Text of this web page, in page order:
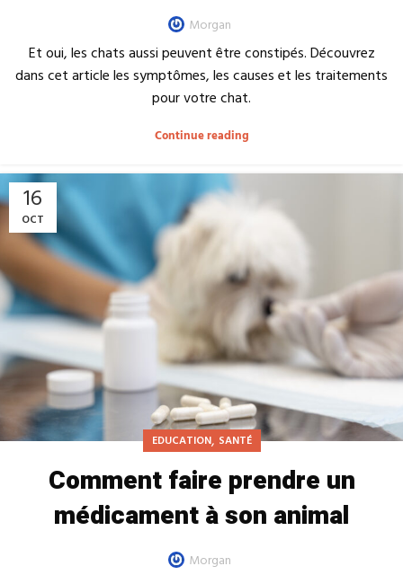
Morgan
Et oui, les chats aussi peuvent être constipés. Découvrez
dans cet article les symptômes, les causes et les traitements
pour votre chat.
Continue reading
16
OCT
EDUCATION, SANTÉ
Comment faire prendre un
médicament à son animal
Morgan